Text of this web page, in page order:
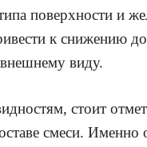
поверхности и
к снижению
виду.
стоит
смеси.